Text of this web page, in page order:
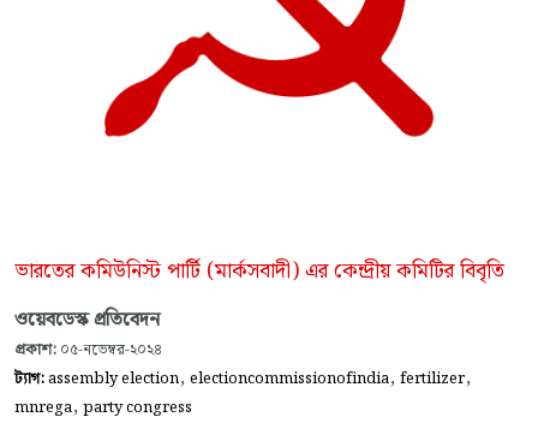
ভারতের কমিউনিস্ট পার্টি (মার্কসবাদী) এর কেন্দ্রীয় কমিটির বিবৃতি
ওয়েবডেস্ক প্রতিবেদন
প্রকাশ: ০৫-নভেম্বর-২০২৪
ট্যাগ:assembly election, electioncommissionofindia, fertilizer,
mnrega, party congress